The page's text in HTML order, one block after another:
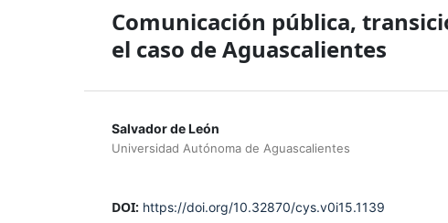
Comunicación pública,
el caso de Aguascalientes
Salvador de León
Universidad Autónoma de Aguascalientes
DOI: https://doi.org/10.32870/cys.v0i15.1139